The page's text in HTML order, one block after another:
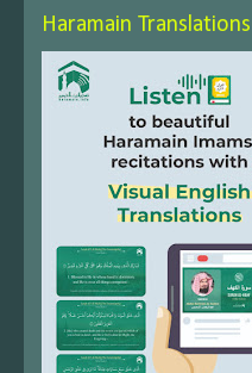
Haramain Translations